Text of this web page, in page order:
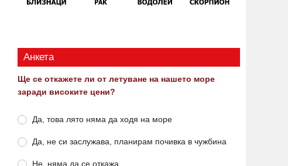
Анкета
Ще се откажете ли от летуване на нашето море
заради високите цени?
Да, това лято няма да ходя на море
Да, не си заслужава, планирам почивка в чужбина
Не, няма да се откажа